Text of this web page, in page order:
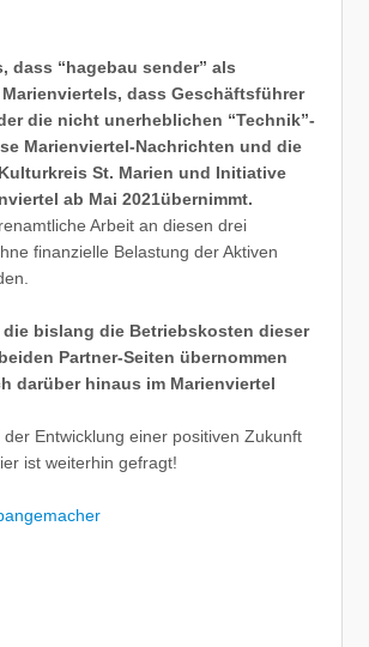
dass “hagebau sender” als
dass Geschäftsführer
die nicht unerheblichen “Technik”-
Marienviertel-Nachrichten und die
St. Marien und Initiative
ab Mai 2021übernimmt.
Arbeit an diesen drei
finanzielle Belastung der Aktiven
die bislang die Betriebskosten dieser
Partner-Seiten übernommen
darüber hinaus im Marienviertel
Entwicklung einer positiven Zukunft
ist weiterhin gefragt!